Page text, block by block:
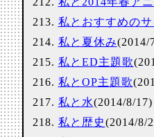
私とおすすめのサ
私と夏休み(2014/
私とED主題歌
私とOP主題歌
私と水(2014/8/17)
私と歴史(2014/8/